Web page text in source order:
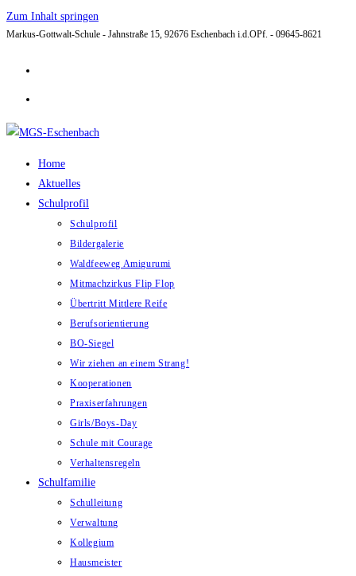
Zum Inhalt springen
Markus-Gottwalt-Schule - Jahnstraße 15, 92676 Eschenbach i.d.OPf. - 09645-8621
Home
Aktuelles
Schulprofil
Schulprofil
Bildergalerie
Waldfeeweg Amigurumi
Mitmachzirkus Flip Flop
Übertritt Mittlere Reife
Berufsorientierung
BO-Siegel
Wir ziehen an einem Strang!
Kooperationen
Praxiserfahrungen
Girls/Boys-Day
Schule mit Courage
Verhaltensregeln
Schulfamilie
Schulleitung
Verwaltung
Kollegium
Hausmeister